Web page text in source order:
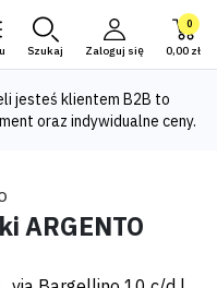
Szukaj Zaloguj się
0
0,00 zł
jesteś klientem B2B to
oraz indywidualne ceny.
ARGENTO